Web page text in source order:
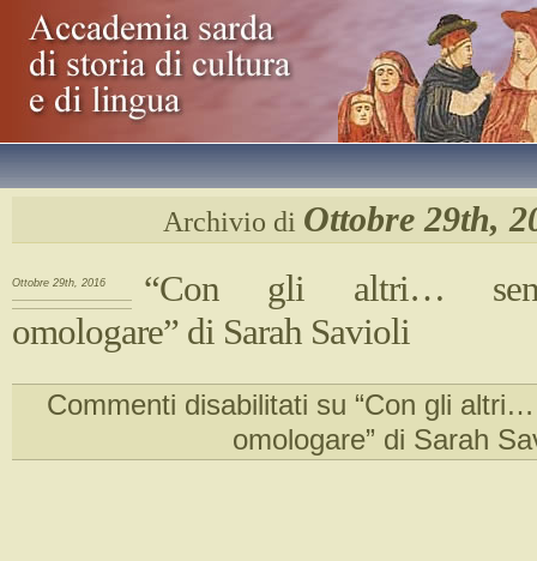
Archivio di Ottobre 29th,
Ottobre 29th, 2016
“Con gli altri…
omologare” di Sarah Savioli
Commenti disabilitati su “Con gli
omologare” di Sarah